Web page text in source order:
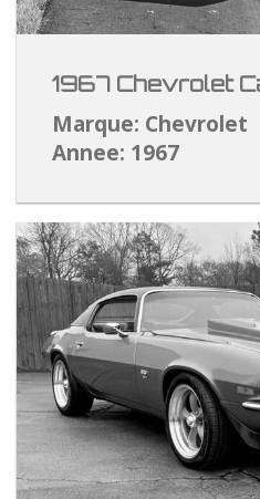
1967 Chevrolet
Marque: Chevrolet
Annee: 1967